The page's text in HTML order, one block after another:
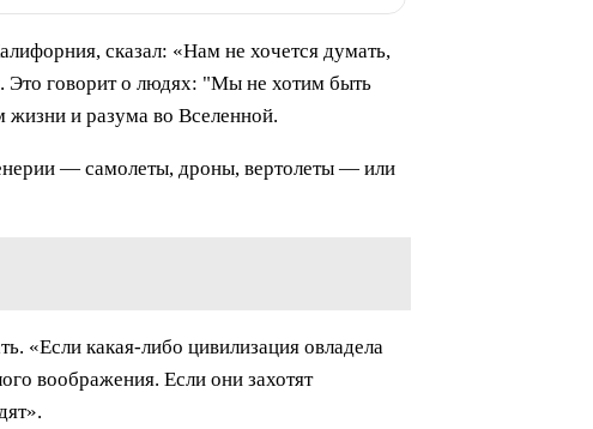
сказал: «Нам не хочется думать,
Это говорит о людях: "Мы не хотим быть
и разума во Вселенной.
— самолеты, дроны, вертолеты — или
«Если какая-либо цивилизация овладела
воображения. Если они захотят